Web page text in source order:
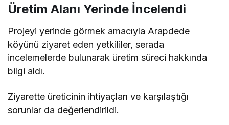
Üretim Alanı Yerinde İncelendi
Projeyi yerinde görmek amacıyla Arapdede
köyünü ziyaret eden yetkililer, serada
incelemelerde bulunarak üretim süreci hakkında
bilgi aldı.
Ziyarette üreticinin ihtiyaçları ve karşılaştığı
sorunlar da değerlendirildi.